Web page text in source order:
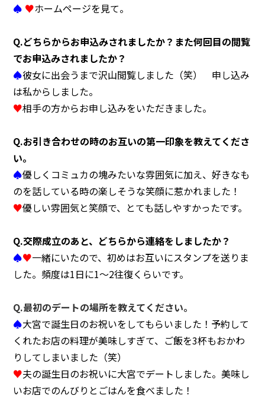
◯センターへのアクセス
♠ ♥ホームページを見て。
Q.どちらからお申込みされましたか？また何回目の閲覧
でお申込みされましたか？
♠彼女に出会うまで沢山閲覧しました（笑） 申し込み
は私からしました。
♥相手の方からお申し込みをいただきました。
Q.お引き合わせの時のお互いの第一印象を教えてくださ
い。
♠優しくコミュカの塊みたいな雰囲気に加え、好きなも
のを話している時の楽しそうな笑顔に惹かれました！
♥優しい雰囲気と笑顔で、とても話しやすかったです。
Q.交際成立のあと、どちらから連絡をしましたか？
♠♥一緒にいたので、初めはお互いにスタンプを送りま
した。頻度は1日に1～2往復くらいです。
Q.最初のデートの場所を教えてください。
♠大宮で誕生日のお祝いをしてもらいました！予約して
くれたお店の料理が美味しすぎて、ご飯を3杯もおかわ
りしてしまいました（笑）
♥夫の誕生日のお祝いに大宮でデートしました。美味し
いお店でのんびりとごはんを食べました！